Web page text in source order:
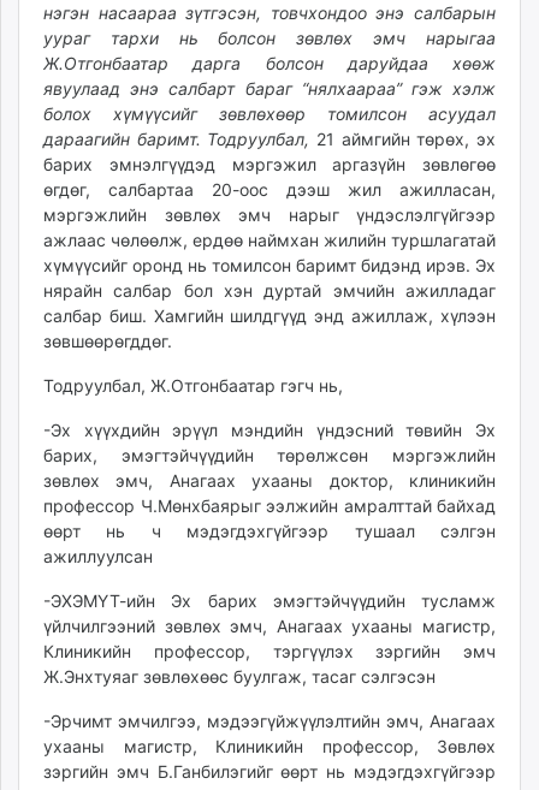
нэгэн насаараа зүтгэсэн, товчхондоо энэ салбарын
уураг тархи нь болсон зөвлөх эмч нарыгаа
Ж.Отгонбаатар дарга болсон даруйдаа хөөж
явуулаад энэ салбарт бараг “нялхаараа” гэж хэлж
болох хүмүүсийг зөвлөхөөр томилсон асуудал
дараагийн баримт. Тодруулбал, 21 аймгийн төрөх, эх
барих эмнэлгүүдэд мэргэжил аргазүйн зөвлөгөө
өгдөг, салбартаа 20-оос дээш жил ажилласан,
мэргэжлийн зөвлөх эмч нарыг үндэслэлгүйгээр
ажлаас чөлөөлж, ердөө наймхан жилийн туршлагатай
хүмүүсийг оронд нь томилсон баримт бидэнд ирэв. Эх
нярайн салбар бол хэн дуртай эмчийн ажилладаг
салбар биш. Хамгийн шилдгүүд энд ажиллаж, хүлээн
зөвшөөрөгддөг.
Тодруулбал, Ж.Отгонбаатар гэгч нь,
-Эх хүүхдийн эрүүл мэндийн үндэсний төвийн Эх
барих, эмэгтэйчүүдийн төрөлжсөн мэргэжлийн
зөвлөх эмч, Анагаах ухааны доктор, клиникийн
профессор Ч.Мөнхбаярыг ээлжийн амралттай байхад
өөрт нь ч мэдэгдэхгүйгээр тушаал сэлгэн
ажиллуулсан
-ЭХЭМҮТ-ийн Эх барих эмэгтэйчүүдийн тусламж
үйлчилгээний зөвлөх эмч, Анагаах ухааны магистр,
Клиникийн профессор, тэргүүлэх зэргийн эмч
Ж.Энхтуяаг зөвлөхөөс буулгаж, тасаг сэлгэсэн
-Эрчимт эмчилгээ, мэдээгүйжүүлэлтийн эмч, Анагаах
ухааны магистр, Клиникийн профессор, Зөвлөх
зэргийн эмч Б.Ганбилэгийг өөрт нь мэдэгдэхгүйгээр